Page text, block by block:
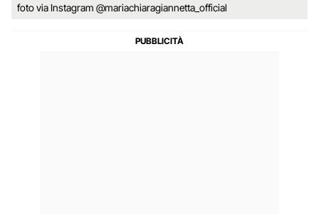
foto via Instagram @mariachiaragiannetta_official